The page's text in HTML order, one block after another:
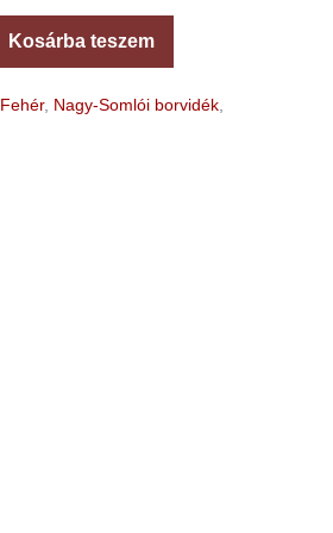
Kosárba teszem
Fehér, Nagy-Somlói borvidék,